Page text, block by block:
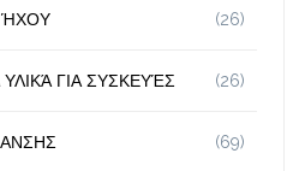
ΉΧΟΥ (26)
ΓΙΑ ΣΥΣΚΕΥΈΣ (26)
(69)